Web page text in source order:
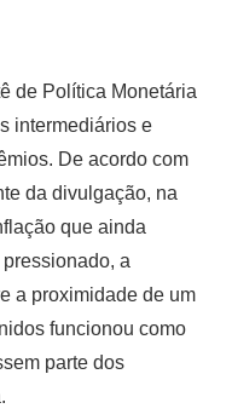
de Política Monetária
intermediários e
De acordo com
da divulgação, na
que ainda
a
a proximidade de um
funcionou como
parte dos